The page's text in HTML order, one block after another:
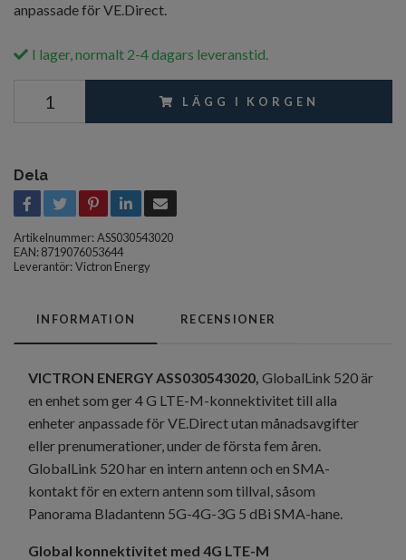
anpassade för VE.Direct.
I lager, normalt 2-4 dagars leveranstid.
LÄGG I KORGEN
Dela
Artikelnummer:ASS030543020
EAN: 8719076053644
Leverantör:Victron Energy
INFORMATION RECENSIONER
VICTRON ENERGY ASS030543020, GlobalLink 520 är
en enhet som ger 4 G LTE-M-konnektivitet till alla
enheter anpassade för VE.Direct utan månadsavgifter
eller prenumerationer, under de första fem åren.
GlobalLink 520 har en intern antenn och en SMA-
kontakt för en extern antenn som tillval, såsom
Panorama Bladantenn 5G-4G-3G 5 dBi SMA-hane.
Global konnektivitet med 4G LTE-M